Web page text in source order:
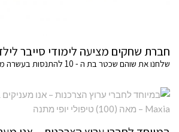
חברת שחקים מציעה לימודי סייבר
שלחנו את שוהם שכטר בת ה - 10 להתנסות בעשרה מיפגשים.